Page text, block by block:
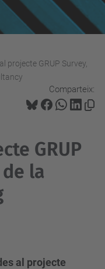
projecte GRUP Survey,
Comparteix:
GRUP
la
al projecte